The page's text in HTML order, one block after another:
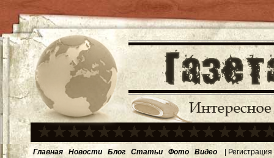
Главная Новости Блог Статьи Фото Видео | Регистрация